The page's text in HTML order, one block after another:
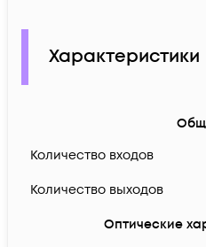
Характеристики
Количество входов
Количество выходов
Оптические